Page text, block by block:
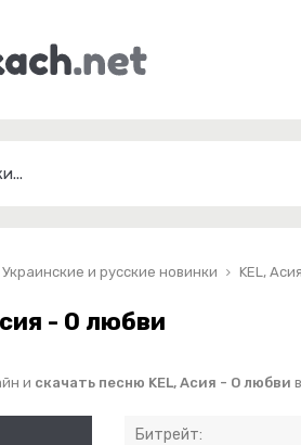
Украинские и русские новинки KEL,
- О любви
и скачать песню KEL, Асия - О любви
Битрейт: